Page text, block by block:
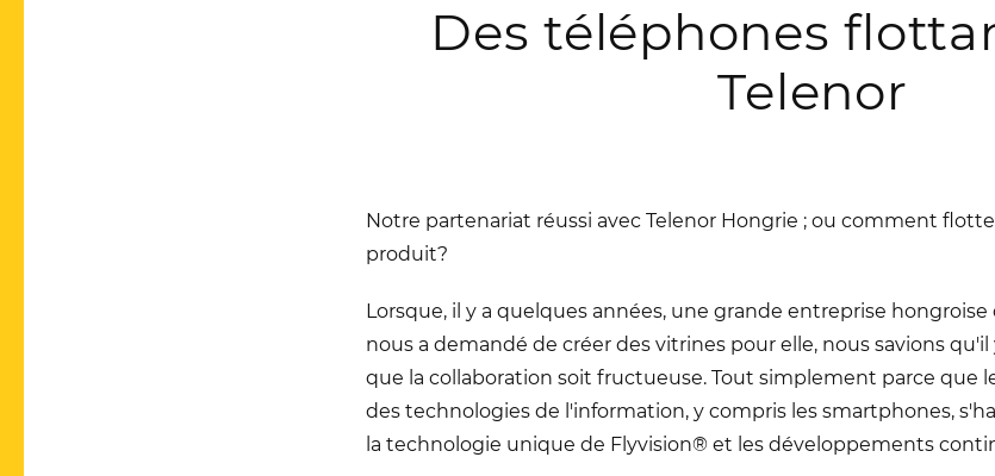
Des téléphones
Telenor
Notre partenariat réussi avec Telenor Hongrie ; ou comment
produit?
Lorsque, il y a quelques années, une grande entreprise
nous a demandé de créer des vitrines pour elle, nous savions
que la collaboration soit fructueuse. Tout simplement parce que
des technologies de l'information, y compris les smartphones,
la technologie unique de Flyvision® et les développements